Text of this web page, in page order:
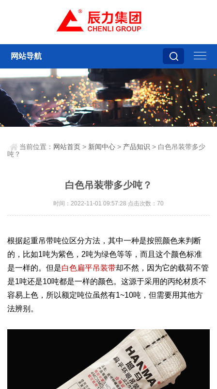
网站导航
当前位置： 网站首页 > 新闻中心 > 产品知识 > 白色吊装带多少
吨？
白色吊装带多少吨？
时间：2022-11-01 09:57:28 点击次数：70
根据起重吊带吨位区分方法，其中一种是按照颜色来判断
的，比如1吨为紫色，2吨为绿色等等，而且这个颜色标准
是一样的。但是白色扁平吊装带却不然，因为它的载荷不管
是1吨还是10吨都是一样的颜色。这源于采用的丙纶材质不
容易上色，所以额定吨位虽然有1~10吨，但需要用其他方
法辨别。